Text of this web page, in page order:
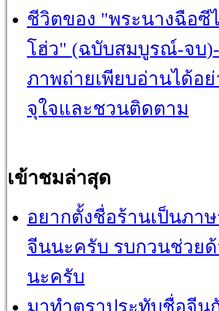
ชีวิตของ "พระนางฉือซี
โฮ่ว" (ฉบับสมบูรณ์-จบ)-
ภาพถ่ายเพียบอ่านได้อย่
จุใจและชวนติดตาม
เข้าชมล่าสุด
อยากตั้งชื่อร้านเป็นภา
จีนนะครับ รบกวนช่วย
นะครับ
มาทำตราประทับชื่อจีน